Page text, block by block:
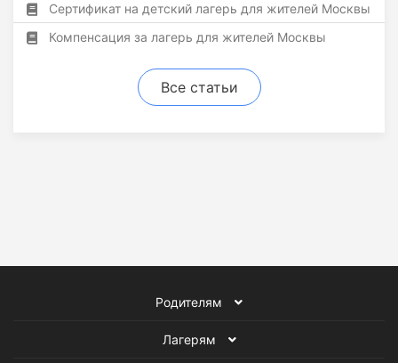
Сертификат на детский лагерь для жителей Москвы
Компенсация за лагерь для жителей Москвы
Все статьи
Родителям
Лагерям